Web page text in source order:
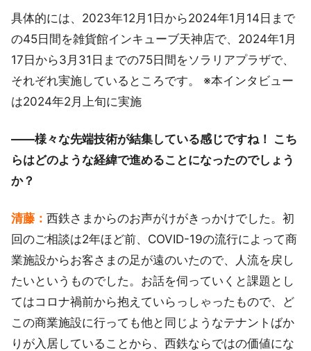
具体的には、2023年12月1日から2024年1月14日まで
の45日間を雑貨館インキューブ天神店で、2024年1月
17日から3月31日までの75日間をソラリアプラザで、
それぞれ実施しているところです。 ※本インタビュー
は2024年2月上旬に実施
――様々な先端技術が結集している感じですね！ こち
らはどのような経緯で進めることになったのでしょう
か？
清藤： 西鉄さまからのお声がけがきっかけでした。初
回のご相談は2年ほど前、COVID-19の流行によって商
業施設からお客さまの足が遠のいたので、人流を戻し
たいというものでした。お話を伺っていくと課題とし
てはコロナ禍前から抱えていらっしゃったもので、ど
この商業施設に行っても他と同じようなテナントばか
りが入居していることから、西鉄ならではの価値にな